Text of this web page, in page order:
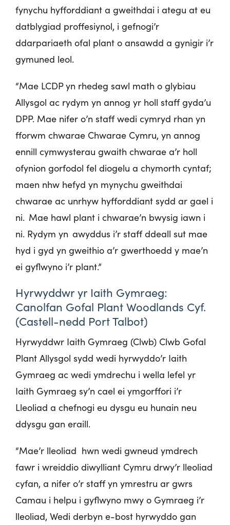
fynychu hyfforddiant a gweithdai i ategu at eu
datblygiad proffesiynol, i gefnogi’r
ddarpariaeth ofal plant o ansawdd a gynigir i’r
gymuned leol.
“Mae LCDP yn rhedeg sawl math o glybiau
Allysgol ac rydym yn annog yr holl staff gyda’u
DPP. Mae nifer o’n staff wedi cymryd rhan yn
fforwm chwarae Chwarae Cymru, yn annog
ennill cymwysterau gwaith chwarae a’r holl
ofynion gorfodol fel diogelu a chymorth cyntaf;
maen nhw hefyd yn mynychu gweithdai
chwarae ac unrhyw hyfforddiant sydd ar gael i
ni. Mae hawl plant i chwarae’n bwysig iawn i
ni. Rydym yn awyddus i’r staff ddeall sut mae
hyd i gyd yn gweithio a’r gwerthoedd y mae’n
ei gyflwyno i’r plant.”
Hyrwyddwr yr Iaith Gymraeg:
Canolfan Gofal Plant Woodlands Cyf.
(Castell-nedd Port Talbot)
Hyrwyddwr Iaith Gymraeg (Clwb) Clwb Gofal
Plant Allysgol sydd wedi hyrwyddo’r Iaith
Gymraeg ac wedi ymdrechu i wella lefel yr
Iaith Gymraeg sy’n cael ei ymgorffori i’r
Lleoliad a chefnogi eu dysgu eu hunain neu
ddysgu gan eraill.
“Mae’r lleoliad hwn wedi gwneud ymdrech
fawr i wreiddio diwylliant Cymru drwy’r lleoliad
cyfan, a nifer o’r staff yn ymrestru ar gwrs
Camau i helpu i gyflwyno mwy o Gymraeg i’r
lleoliad, Wedi derbyn e-bost hyrwyddo gan